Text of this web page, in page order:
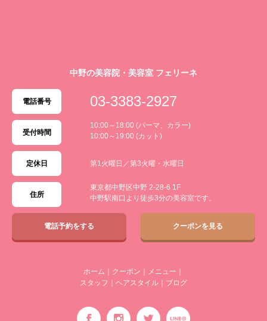
中野の美容院・美容室 フェリーネ
電話番号 03-3383-2927
受付時間
10:00～18:00 (パーマ、カラー)
10:00～19:00 (カット)
定休日 第1火曜日／第3火曜・水曜日
住所
東京都中野区中野 2-28-6 1F
中野駅南口より徒歩3分の美容室です。
電話予約をする クーポンを見る
ホーム クーポン メニュー
スタッフ
ヘアスタイル ブログ